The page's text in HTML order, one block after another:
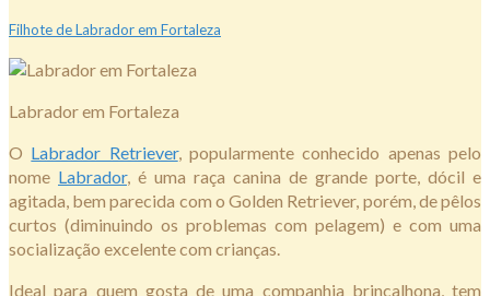
Filhote de Labrador em Fortaleza
Labrador em Fortaleza
O Labrador Retriever, popularmente conhecido apenas pelo
nome Labrador, é uma raça canina de grande porte, dócil e
agitada, bem parecida com o Golden Retriever, porém, de pêlos
curtos (diminuindo os problemas com pelagem) e com uma
socialização excelente com crianças.
Ideal para quem gosta de uma companhia brincalhona, tem